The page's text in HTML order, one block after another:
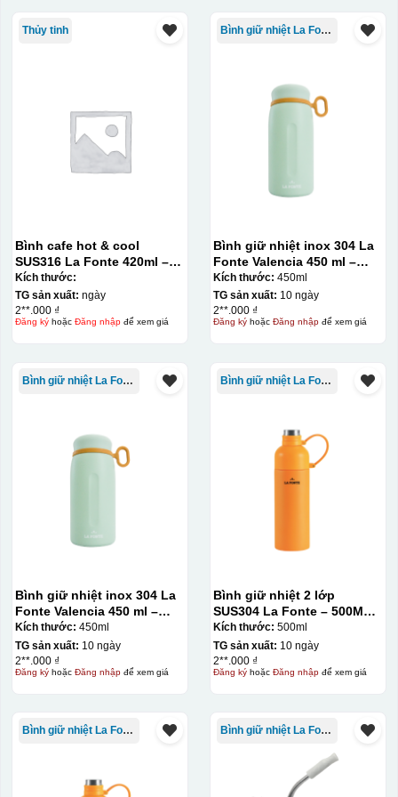
vàng, khi in ở nhiệt cao, nền đó sẽ cháy và biến mất để
size="full" ids="29792,29791,29790"]
Thủy tinh
Bình cafe hot & cool
SUS316 La Fonte 420ml –
012775
Kích thước:
TG sản xuất: ngày
2**.000 ₫
Đăng kýhoặc Đăng nhậpđể xem giá
Bình giữ nhiệt La Fonte
Bình giữ nhiệt inox 304 La
Fonte Valencia 450 ml –
012355
Kích thước: 450ml
TG sản xuất: 10 ngày
2**.000 ₫
Đăng kýhoặc Đăng nhậpđể xem giá
Bình giữ nhiệt La Fonte
Bình giữ nhiệt inox 304 La
Fonte Valencia 450 ml –
012355
Kích thước: 450ml
TG sản xuất: 10 ngày
2**.000 ₫
Đăng kýhoặc Đăng nhậpđể xem giá
Bình giữ nhiệt La Fonte
Bình giữ nhiệt 2 lớp
SUS304 La Fonte – 500ML –
012737
Kích thước: 500ml
TG sản xuất: 10 ngày
2**.000 ₫
Đăng kýhoặc Đăng nhậpđể xem giá
Bình giữ nhiệt La Fonte Bình giữ nhiệt La Fonte